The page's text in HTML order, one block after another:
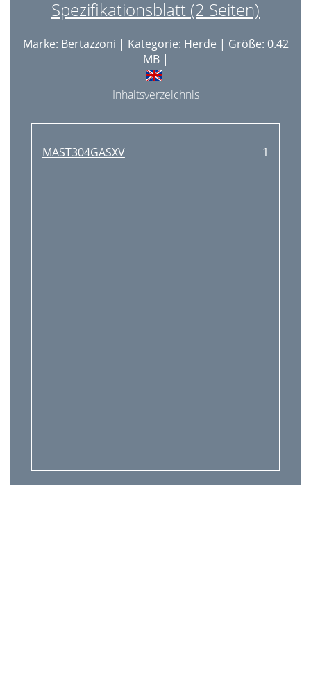
Spezifikationsblatt (2 Seiten)
Marke: Bertazzoni | Kategorie: Herde | Größe: 0.42
MB |
Inhaltsverzeichnis
MAST304GASXV 1